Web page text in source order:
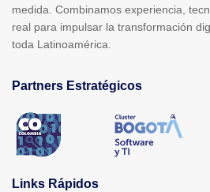
medida. Combinamos experiencia,
real para impulsar la transformación
toda Latinoamérica.
Partners Estratégicos
Links Rápidos